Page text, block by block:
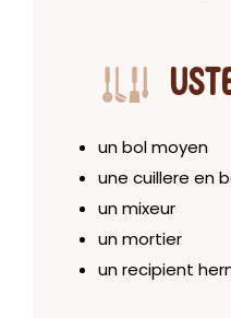
un bol moyen
une cuillere en
un mixeur
un mortier
un recipient